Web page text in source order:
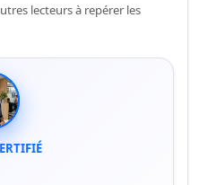
lecteurs à repérer les